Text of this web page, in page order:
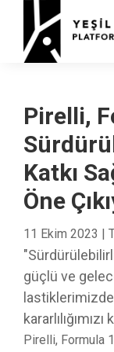
Pirelli,
Katkı
Öne
11 Ekim 2023 |
güçlü ve
kararlılığımızı
Pirelli, Formula